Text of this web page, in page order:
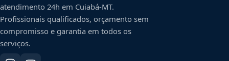
atendimento 24h em Cuiabá-MT.
Profissionais qualificados, orçamento sem
compromisso e garantia em todos os
serviços.